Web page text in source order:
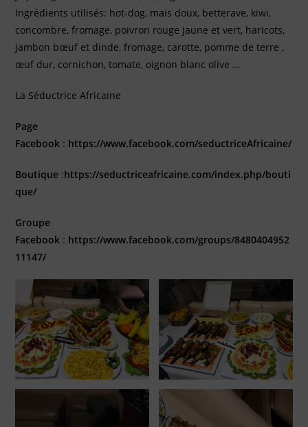
Ingrédients utilisés: hot-dog, maïs doux, betterave, kiwi,
concombre, fromage, poivron rouge jaune et vert, haricots,
jambon bœuf et dinde, fromage, carotte, pomme de terre ,
œuf dur, cornichon, tomate, oignon blanc olive …
La Séductrice Africaine
Page
Facebook : https://www.facebook.com/seductriceAfricaine/
Boutique :https://seductriceafricaine.com/index.php/bouti
que/
Groupe
Facebook : https://www.facebook.com/groups/8480404952
11147/